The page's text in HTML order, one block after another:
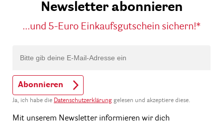
Newsletter abonnieren
...und 5-Euro Einkaufsgutschein sichern!*
Abonnieren
Ja, ich habe die Datenschutzerklärung gelesen und akzeptiere diese.
Mit unserem Newsletter informieren wir dich